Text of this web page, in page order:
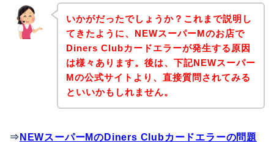
いかがだったでしょうか？これまで説明し
てきたように、NEWスーパーMのお店で
Diners Clubカードエラーが発生する原因
は様々あります。後は、下記NEWスーパー
Mの公式サイトより、直接質問されてみる
といいかもしれません。
⇒ NEWスーパーMのDiners Clubカードエラーの問題